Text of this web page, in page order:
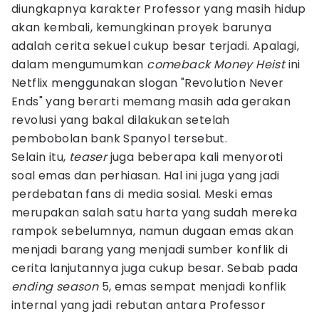
diungkapnya karakter Professor yang masih hidup
akan kembali, kemungkinan proyek barunya
adalah cerita sekuel cukup besar terjadi. Apalagi,
dalam mengumumkan comeback Money Heistini
Netflix menggunakan slogan "Revolution Never
Ends" yang berarti memang masih ada gerakan
revolusi yang bakal dilakukan setelah
pembobolan bank Spanyol tersebut.
Selain itu, teaserjuga beberapa kali menyoroti
soal emas dan perhiasan. Hal ini juga yang jadi
perdebatan fans di media sosial. Meski emas
merupakan salah satu harta yang sudah mereka
rampok sebelumnya, namun dugaan emas akan
menjadi barang yang menjadi sumber konflik di
cerita lanjutannya juga cukup besar. Sebab pada
ending season 5, emas sempat menjadi konflik
internal yang jadi rebutan antara Professor